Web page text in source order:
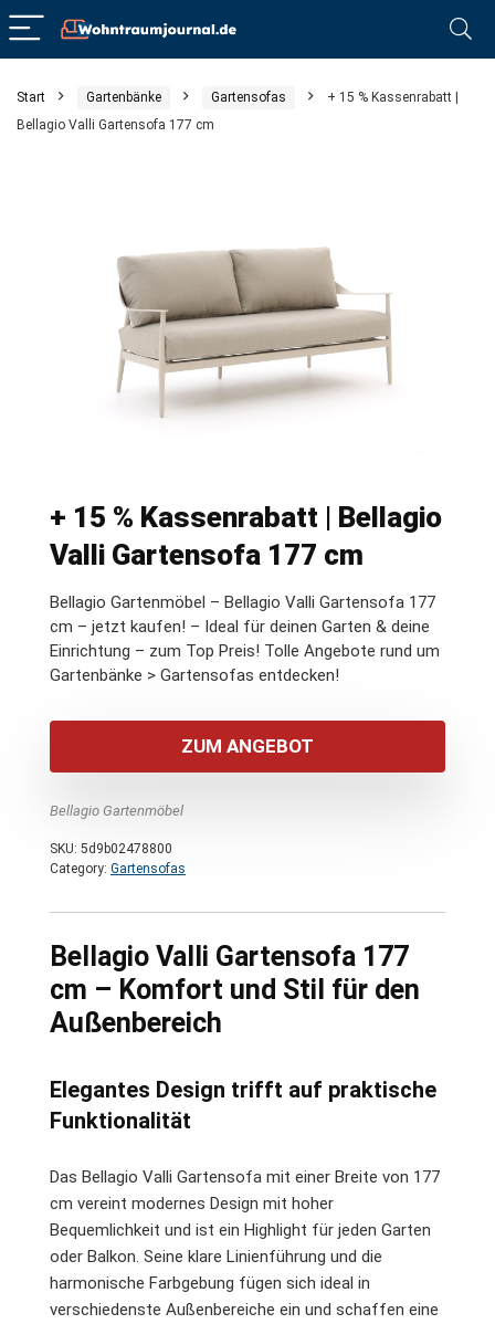
Start Gartenbänke Gartensofas
+ 15 % Kassenrabatt |
Bellagio Valli Gartensofa 177 cm
+ 15 % Kassenrabatt | Bellagio
Valli Gartensofa 177 cm
Bellagio Gartenmöbel – Bellagio Valli Gartensofa 177
cm – jetzt kaufen! – Ideal für deinen Garten & deine
Einrichtung – zum Top Preis! Tolle Angebote rund um
Gartenbänke > Gartensofas entdecken!
ZUM ANGEBOT
Bellagio Gartenmöbel
SKU: 5d9b02478800
Category: Gartensofas
Bellagio Valli Gartensofa 177
cm – Komfort und Stil für den
Außenbereich
Elegantes Design trifft auf praktische
Funktionalität
Das Bellagio Valli Gartensofa mit einer Breite von 177
cm vereint modernes Design mit hoher
Bequemlichkeit und ist ein Highlight für jeden Garten
oder Balkon. Seine klare Linienführung und die
harmonische Farbgebung fügen sich ideal in
verschiedenste Außenbereiche ein und schaffen eine